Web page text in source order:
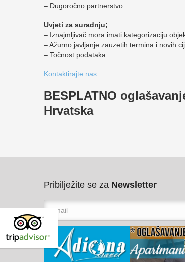
– Dugoročno partnerstvo
Uvjeti za suradnju;
– Iznajmljivač mora imati kategorizaciju
– Ažurno javljanje zauzetih termina i novih
– Točnost podataka
Kontaktirajte nas
BESPLATNO
Hrvatska
Pribilježite se za Newsletter